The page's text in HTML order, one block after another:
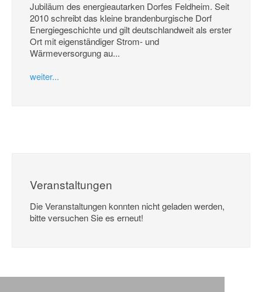
Jubiläum des energieautarken Dorfes Feldheim. Seit
2010 schreibt das kleine brandenburgische Dorf
Energiegeschichte und gilt deutschlandweit als erster
Ort mit eigenständiger Strom- und
Wärmeversorgung au...
weiter...
Veranstaltungen
Die Veranstaltungen konnten nicht geladen werden,
bitte versuchen Sie es erneut!